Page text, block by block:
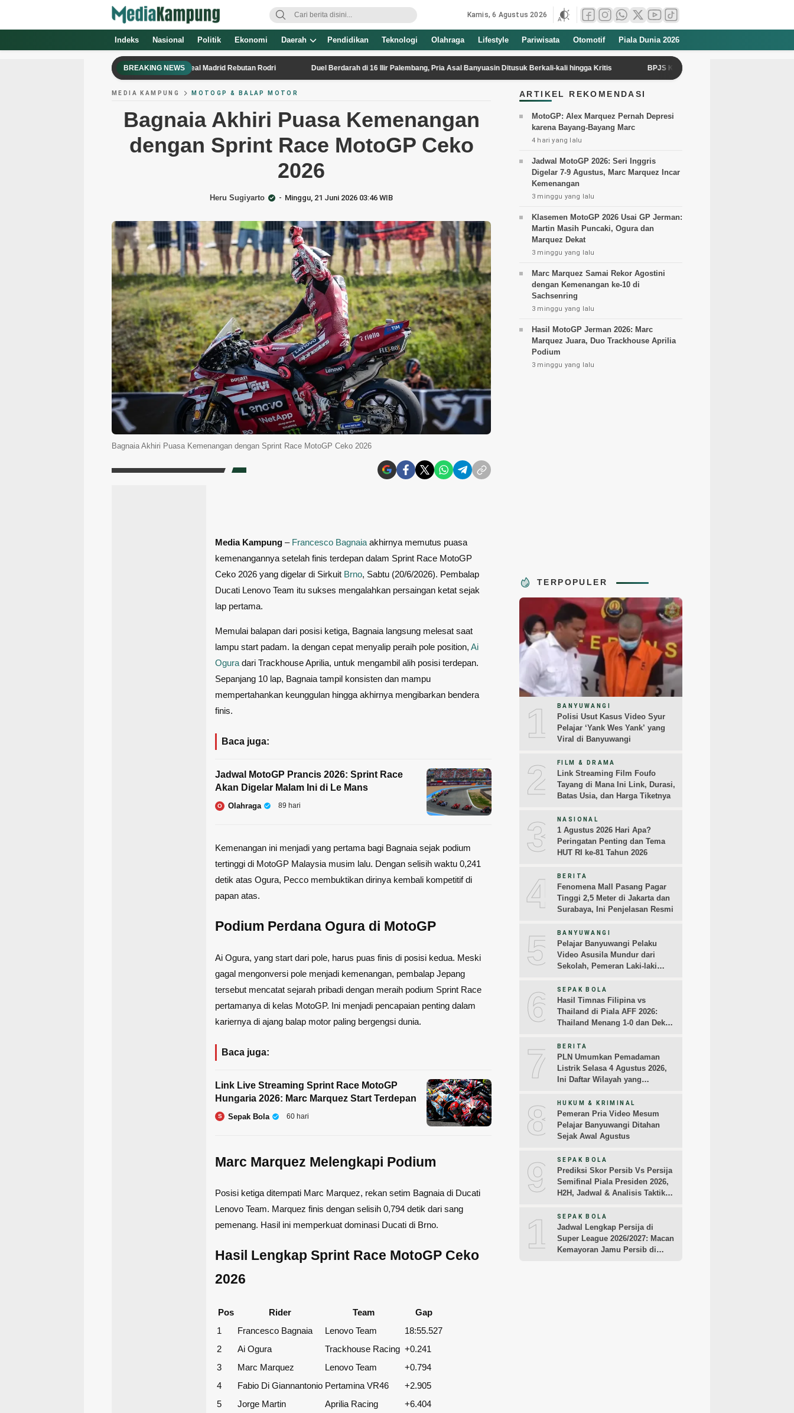
Kamis, 6 Agustus 2026
Indeks Nasional Politik Ekonomi Daerah Pendidikan Teknologi Olahraga Lifestyle Pariwisata Otomotif Piala Dunia 2026
BREAKING NEWS
Sengit, Barcelona Saling Sikut dengan Real Madrid Rebutan Rodri Duel Berdarah di 16 Ilir Palembang, Pria Asal Banyuasin Ditusuk Berkali-kali hingga Kritis BPJS Kesehatan Kediri Luncurkan REHAB 3.0 dan
MEDIA KAMPUNG MOTOGP & BALAP MOTOR
Bagnaia Akhiri Puasa Kemenangan
dengan Sprint Race MotoGP Ceko
2026
Heru Sugiyarto Minggu, 21 Juni 2026 03:46 WIB
Bagnaia Akhiri Puasa Kemenangan dengan Sprint Race MotoGP Ceko 2026
Media Kampung – Francesco Bagnaiaakhirnya memutus puasa
kemenangannya setelah finis terdepan dalam Sprint Race MotoGP
Ceko 2026 yang digelar di Sirkuit Brno, Sabtu (20/6/2026). Pembalap
Ducati Lenovo Team itu sukses mengalahkan persaingan ketat sejak
lap pertama.
Memulai balapan dari posisi ketiga, Bagnaia langsung melesat saat
lampu start padam. Ia dengan cepat menyalip peraih pole position, Ai
Oguradari Trackhouse Aprilia, untuk mengambil alih posisi terdepan.
Sepanjang 10 lap, Bagnaia tampil konsisten dan mampu
mempertahankan keunggulan hingga akhirnya mengibarkan bendera
finis.
Baca juga:
Jadwal MotoGP Prancis 2026: Sprint Race
Akan Digelar Malam Ini di Le Mans
O Olahraga 89 hari
Kemenangan ini menjadi yang pertama bagi Bagnaia sejak podium
tertinggi di MotoGP Malaysia musim lalu. Dengan selisih waktu 0,241
detik atas Ogura, Pecco membuktikan dirinya kembali kompetitif di
papan atas.
Podium Perdana Ogura di MotoGP
Ai Ogura, yang start dari pole, harus puas finis di posisi kedua. Meski
gagal mengonversi pole menjadi kemenangan, pembalap Jepang
tersebut mencatat sejarah pribadi dengan meraih podium Sprint Race
pertamanya di kelas MotoGP. Ini menjadi pencapaian penting dalam
kariernya di ajang balap motor paling bergengsi dunia.
Baca juga:
Link Live Streaming Sprint Race MotoGP
Hungaria 2026: Marc Marquez Start Terdepan
S Sepak Bola 60 hari
Marc Marquez Melengkapi Podium
Posisi ketiga ditempati Marc Marquez, rekan setim Bagnaia di Ducati
Lenovo Team. Marquez finis dengan selisih 0,794 detik dari sang
pemenang. Hasil ini memperkuat dominasi Ducati di Brno.
Hasil Lengkap Sprint Race MotoGP Ceko
2026
Pos Rider Team
Gap
1
Francesco Bagnaia Lenovo Team
18:55.527
2
Ai Ogura Trackhouse Racing +0.241
3
Marc Marquez Lenovo Team
+0.794
4
Fabio Di Giannantonio Pertamina VR46
+2.905
5
Jorge Martin Aprilia Racing
+6.404
ARTIKEL REKOMENDASI
MotoGP: Alex Marquez Pernah Depresi
karena Bayang-Bayang Marc
4 hari yang lalu
Jadwal MotoGP 2026: Seri Inggris
Digelar 7-9 Agustus, Marc Marquez Incar
Kemenangan
3 minggu yang lalu
Klasemen MotoGP 2026 Usai GP Jerman:
Martin Masih Puncaki, Ogura dan
Marquez Dekat
3 minggu yang lalu
Marc Marquez Samai Rekor Agostini
dengan Kemenangan ke-10 di
Sachsenring
3 minggu yang lalu
Hasil MotoGP Jerman 2026: Marc
Marquez Juara, Duo Trackhouse Aprilia
Podium
3 minggu yang lalu
TERPOPULER
1 BANYUWANGI
Polisi Usut Kasus Video Syur
Pelajar ‘Yank Wes Yank’ yang
Viral di Banyuwangi
2 FILM & DRAMA
Link Streaming Film Foufo
Tayang di Mana Ini Link, Durasi,
Batas Usia, dan Harga Tiketnya
3 NASIONAL
1 Agustus 2026 Hari Apa?
Peringatan Penting dan Tema
HUT RI ke-81 Tahun 2026
4 BERITA
Fenomena Mall Pasang Pagar
Tinggi 2,5 Meter di Jakarta dan
Surabaya, Ini Penjelasan Resmi
5 BANYUWANGI
Pelajar Banyuwangi Pelaku
Video Asusila Mundur dari
Sekolah, Pemeran Laki-laki
6 SEPAK BOLA
Hasil Timnas Filipina vs
Thailand di Piala AFF 2026:
Thailand Menang 1-0 dan Dekati
7 BERITA
PLN Umumkan Pemadaman
Listrik Selasa 4 Agustus 2026,
Ini Daftar Wilayah yang
8 HUKUM & KRIMINAL
Pemeran Pria Video Mesum
Pelajar Banyuwangi Ditahan
Sejak Awal Agustus
9 SEPAK BOLA
Prediksi Skor Persib Vs Persija
Semifinal Piala Presiden 2026,
H2H, Jadwal & Analisis Taktik
10SEPAK BOLA
Jadwal Lengkap Persija di
Super League 2026/2027: Macan
Kemayoran Jamu Persib di